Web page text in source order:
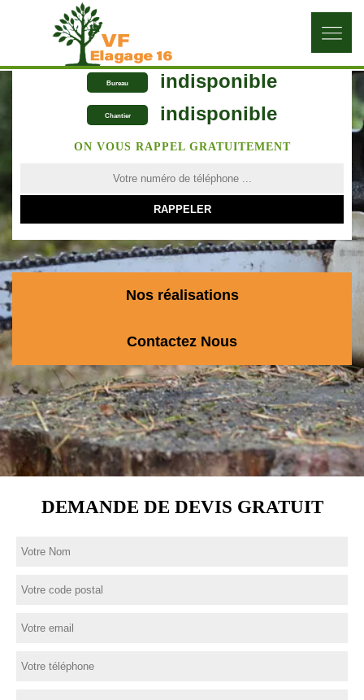
Bureau indisponible
Chantier indisponible
ON VOUS RAPPEL GRATUITEMENT
Nos réalisations
Contactez Nous
DEMANDE DE DEVIS GRATUIT